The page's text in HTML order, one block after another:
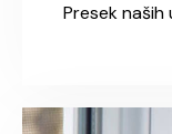
Presek